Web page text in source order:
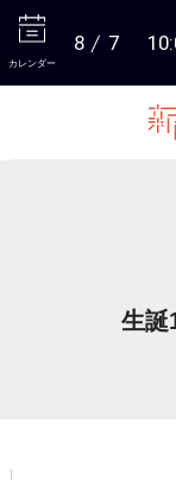
カレンダー
8 7
生誕